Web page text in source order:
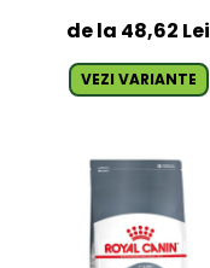
de la 48,62 Lei
VEZI VARIANTE